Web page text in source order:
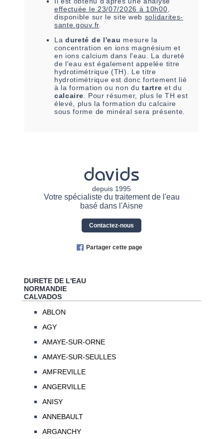
effectuée le 23/07/2026 à 10h00
disponible sur le site web solidarites-
sante.gouv.fr.
La dureté de l'eau mesure la
concentration en ions magnésium et
en ions calcium dans l'eau. La dureté
de l'eau est également appelée titre
hydrotimétrique (TH). Le titre
hydrotimétrique est donc fortement lié
à la formation ou non dutartre et du
calcaire . Pour résumer, plus le TH est
élevé, plus la formation du calcaire
sous forme de minéral sera présente.
davids
depuis 1995
Votre spécialiste du traitement de l'eau
basé dans l'Aisne
Contactez-nous
Partager cette page
DURETE DE L'EAU
NORMANDIE
CALVADOS
ABLON
AGY
AMAYE-SUR-ORNE
AMAYE-SUR-SEULLES
AMFREVILLE
ANGERVILLE
ANISY
ANNEBAULT
ARGANCHY